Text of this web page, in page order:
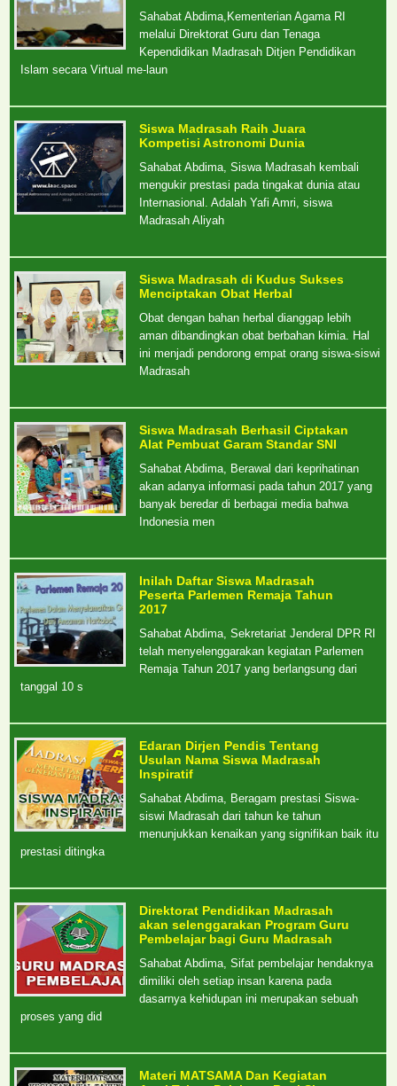
Sahabat Abdima,Kementerian Agama RI
melalui Direktorat Guru dan Tenaga
Kependidikan Madrasah Ditjen Pendidikan
Islam secara Virtual me-laun
Siswa Madrasah Raih Juara
Kompetisi Astronomi Dunia
Sahabat Abdima, Siswa Madrasah kembali
mengukir prestasi pada tingakat dunia atau
Internasional. Adalah Yafi Amri, siswa
Madrasah Aliyah
Siswa Madrasah di Kudus Sukses
Menciptakan Obat Herbal
Obat dengan bahan herbal dianggap lebih
aman dibandingkan obat berbahan kimia. Hal
ini menjadi pendorong empat orang siswa-siswi
Madrasah
Siswa Madrasah Berhasil Ciptakan
Alat Pembuat Garam Standar SNI
Sahabat Abdima, Berawal dari keprihatinan
akan adanya informasi pada tahun 2017 yang
banyak beredar di berbagai media bahwa
Indonesia men
Inilah Daftar Siswa Madrasah
Peserta Parlemen Remaja Tahun
2017
Sahabat Abdima, Sekretariat Jenderal DPR RI
telah menyelenggarakan kegiatan Parlemen
Remaja Tahun 2017 yang berlangsung dari
tanggal 10 s
Edaran Dirjen Pendis Tentang
Usulan Nama Siswa Madrasah
Inspiratif
Sahabat Abdima, Beragam prestasi Siswa-
siswi Madrasah dari tahun ke tahun
menunjukkan kenaikan yang signifikan baik itu
prestasi ditingka
Direktorat Pendidikan Madrasah
akan selenggarakan Program Guru
Pembelajar bagi Guru Madrasah
Sahabat Abdima, Sifat pembelajar hendaknya
dimiliki oleh setiap insan karena pada
dasarnya kehidupan ini merupakan sebuah
proses yang did
Materi MATSAMA Dan Kegiatan